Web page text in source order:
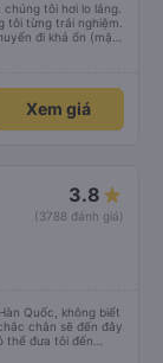
tôi hơi lo lắng.
tôi từng trải nghiệm.
đi khá ổn (mặc
và chỗ ngồi thoải
Xem giá
3.8
(3788 đánh giá)
Quốc, không biết
chắn sẽ đến đây
thể đưa tôi đến
tâm. của mọi